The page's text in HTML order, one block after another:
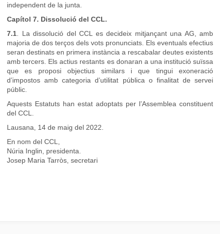
independent de la junta.
Capítol 7. Dissolució del CCL.
7.1 . La dissolució del CCL es decideix mitjançant una AG, amb
majoria de dos terços dels vots pronunciats. Els eventuals efectius
seran destinats en primera instància a rescabalar deutes existents
amb tercers. Els actius restants es donaran a una institució suïssa
que es proposi objectius similars i que tingui exoneració
d’impostos amb categoria d’utilitat pública o finalitat de servei
públic.
Aquests Estatuts han estat adoptats per l’Assemblea constituent
del CCL.
Lausana, 14 de maig del 2022.
En nom del CCL,
Núria Inglin, presidenta.
Josep Maria Tarròs, secretari